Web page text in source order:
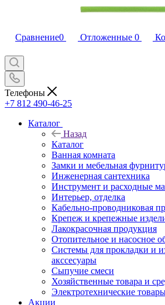
Сравнение0 Отложенные 0
Телефоны
+7 812 490-46-25
Каталог
Назад
Каталог
Ванная комната
Замки и мебельная
Инженерная сантехника
Инструмент и расходные
Интерьер, отделка
Кабельно-проводниковая
Крепеж и крепежные
Лакокрасочная продукция
Отопительное и насосное
Системы для прокладки и
акссесуары
Сыпучие смеси
Хозяйственные товара и
Электротехнические
Акции